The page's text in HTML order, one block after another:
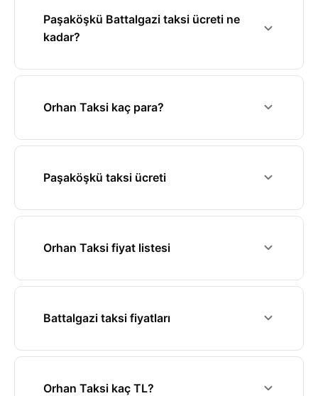
Paşaköşkü Battalgazi taksi ücreti ne
kadar?
Orhan Taksi kaç para?
Paşaköşkü taksi ücreti
Orhan Taksi fiyat listesi
Battalgazi taksi fiyatları
Orhan Taksi kaç TL?